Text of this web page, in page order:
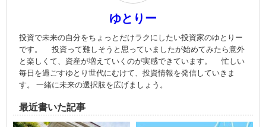
ゆとりー
投資で未来の自分をちょっとだけラクにしたい投資家のゆとりー
です。 投資って難しそうと思っていましたが始めてみたら意外
と楽しくて、資産が増えていくのが実感できています。 忙しい
毎日を過ごすゆとり世代にむけて、投資情報を発信していきま
す。 一緒に未来の選択肢を広げましょう。
最近書いた記事